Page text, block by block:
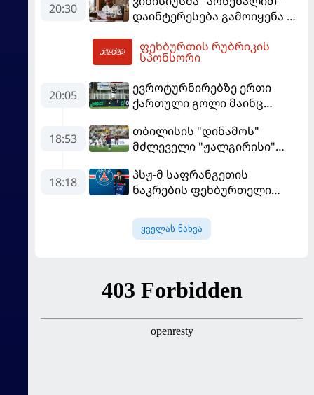
"ბარსელონაში" გადადის
20:30
დაინტერესება გამოიყენა და
მომგებიანად გააგრძელა
ფეხბურთის რუბრიკის
სპონსორი
20:05
ევროტურნირებზე ერთი
ქართული გოლი მაინც
18:53
თბილისის "დინამოს"
მძლეველი "ჟალგირისი"
განადგურდა
18:18
პსჟ-მ საფრანგეთის
ნაკრების ფეხბურთელი
ყველას ნახვა